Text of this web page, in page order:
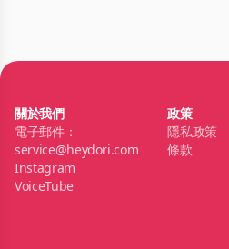
關於我們
電子郵件：
service@heydori.com
Instagram
VoiceTube
政策
隱私政策
條款